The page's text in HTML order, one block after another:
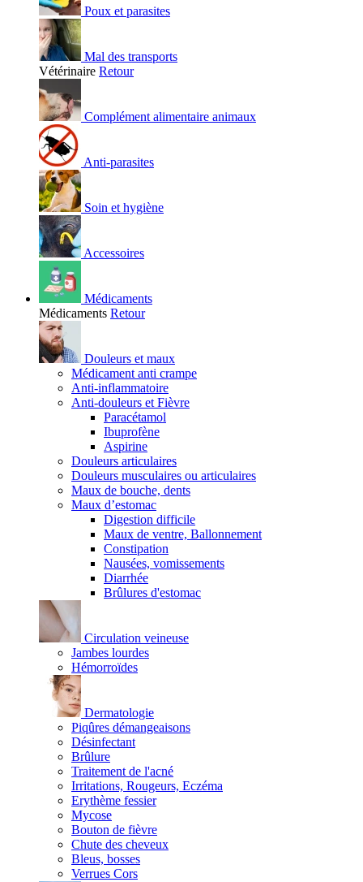
Poux et parasites
Mal des transports
Vétérinaire Retour
Complément alimentaire animaux
Anti-parasites
Soin et hygiène
Accessoires
Médicaments
Médicaments Retour
Douleurs et maux
Médicament anti crampe
Anti-inflammatoire
Anti-douleurs et Fièvre
Paracétamol
Ibuprofène
Aspirine
Douleurs articulaires
Douleurs musculaires ou articulaires
Maux de bouche, dents
Maux d’estomac
Digestion difficile
Maux de ventre, Ballonnement
Constipation
Nausées, vomissements
Diarrhée
Brûlures d'estomac
Circulation veineuse
Jambes lourdes
Hémorroïdes
Dermatologie
Piqûres démangeaisons
Désinfectant
Brûlure
Traitement de l'acné
Irritations, Rougeurs, Eczéma
Erythème fessier
Mycose
Bouton de fièvre
Chute des cheveux
Bleus, bosses
Verrues Cors